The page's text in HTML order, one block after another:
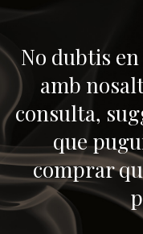
No dubtis
amb
consulta,
que
comprar